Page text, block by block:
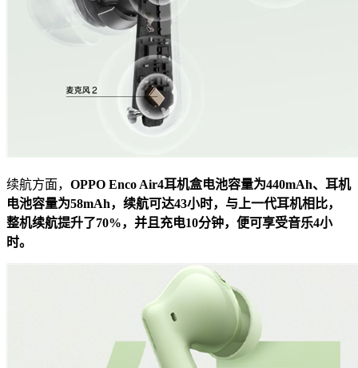
续航方面， OPPO Enco Air4耳机盒电池容量为440mAh、耳机
电池容量为58mAh，续航可达43小时，与上一代耳机相比，
整机续航提升了70%，并且充电10分钟，便可享受音乐4小
时。